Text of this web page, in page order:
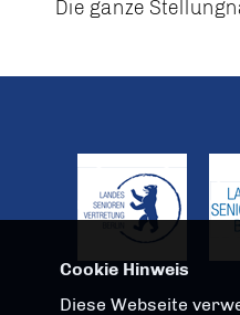
Die ganze
Cookie Hinweis
Diese Webseite